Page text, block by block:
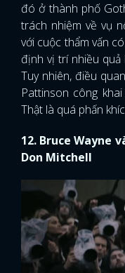
đó ở thành phố
trách nhiệm về vụ
với cuộc thẩm vấn
định vị trí nhiều
Tuy nhiên, điều
Pattinson công
Thật là quá phấn
12. Bruce Wayne
Don Mitchell